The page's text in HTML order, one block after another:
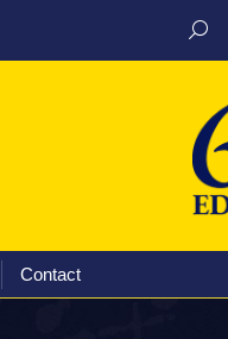
Contact
Press Area